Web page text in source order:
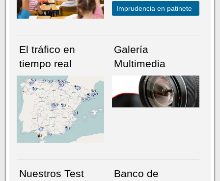
NÚMERO ACTUALHEMEROTECA
Imprudencia en patinete
El tráfico en
tiempo real
Galería
Multimedia
Nuestros Test
Banco de